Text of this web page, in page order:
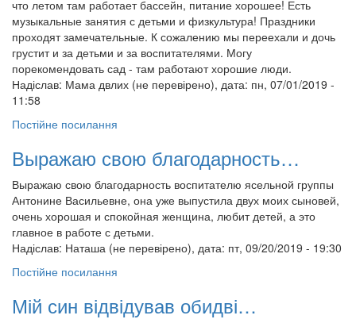
что летом там работает бассейн, питание хорошее! Есть
музыкальные занятия с детьми и физкультура! Праздники
проходят замечательные. К сожалению мы переехали и дочь
грустит и за детьми и за воспитателями. Могу
порекомендовать сад - там работают хорошие люди.
Надіслав: Мама двлих (не перевірено), дата: пн, 07/01/2019 -
11:58
Постійне посилання
Выражаю свою благодарность…
Выражаю свою благодарность воспитателю ясельной группы
Антонине Васильевне, она уже выпустила двух моих сыновей,
очень хорошая и спокойная женщина, любит детей, а это
главное в работе с детьми.
Надіслав: Наташа (не перевірено), дата: пт, 09/20/2019 - 19:30
Постійне посилання
Мій син відвідував обидві…